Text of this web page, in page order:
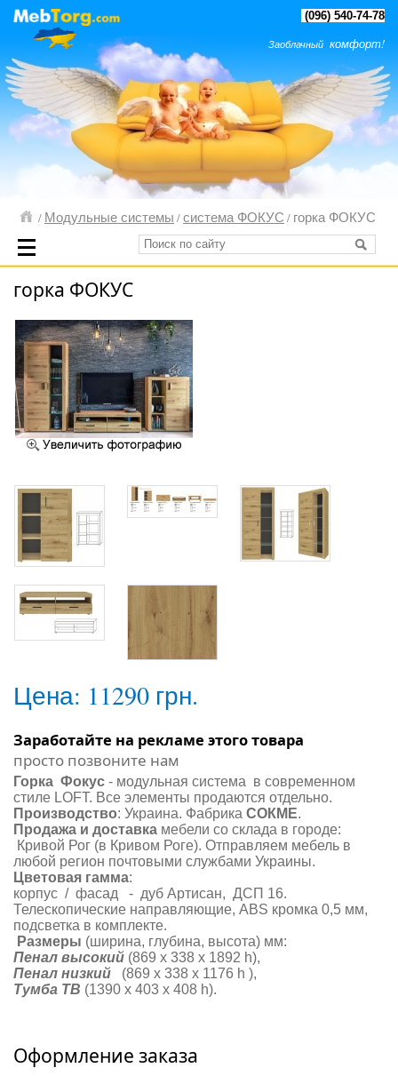
(096) 540-74-78
Заоблачный комфорт!
/ Модульные системы /система ФОКУС / горка ФОКУС
горка ФОКУС
Цена: 11290 грн.
Заработайте на рекламе этого товара
просто позвоните нам
Горка Фокус - модульная система в современном
стиле LOFT. Все элементы продаются отдельно.
Производство: Украина. Фабрика СОКМЕ.
Продажа и доставка мебели со склада в городе:
Кривой Рог (в Кривом Роге). Отправляем мебель в
любой регион почтовыми службами Украины.
Цветовая гамма:
корпус / фасад - дуб Артисан, ДСП 16.
Телескопические направляющие, АВS кромка 0,5 мм,
подсветка в комплекте.
Размеры (ширина, глубина, высота) мм:
Пенал высокий (869 х 338 х 1892 h),
Пенал низкий
(869 х 338 х 1176 h ),
Тумба ТВ (1390 х 403 х 408 h).
Оформление заказа